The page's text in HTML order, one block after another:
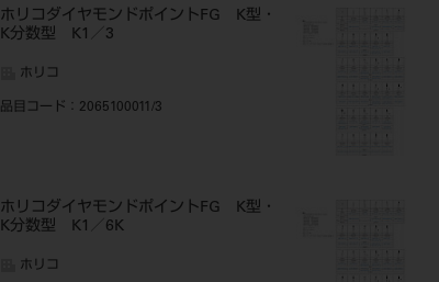
ホリコダイヤモンドポイントFG K型・
K分数型 K1／3
ホリコ
品目コード ：2065100011/3
ホリコダイヤモンドポイントFG K型・
K分数型 K1／6K
ホリコ